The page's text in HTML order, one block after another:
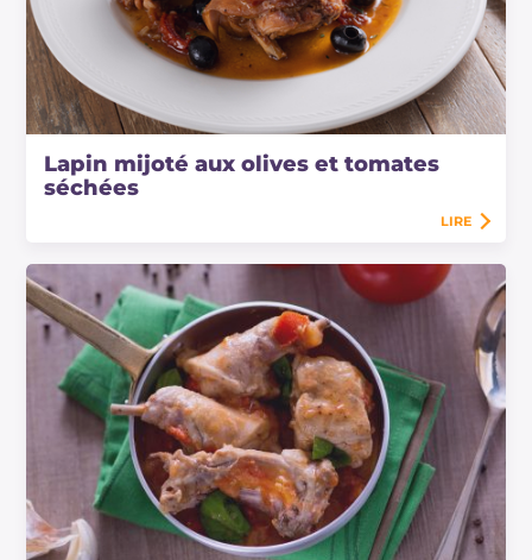
Lapin mijoté aux olives et tomates
séchées
LIRE